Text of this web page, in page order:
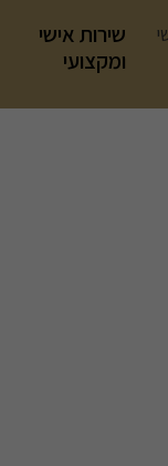
שירות אישי
ומקצועי